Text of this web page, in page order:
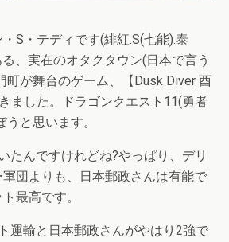
S・テディです(緋紅.S(七能).泰
、実在のオタクタウン(日本で言う
町が舞台のゲーム、【Dusk Diver 酉
ました。ドラゴンクエスト11(勇者
と思います。
たんですけれどね?やっぱり、デリ
団よりも、日本郵政さんは有能で
最高です。
運輸と日本郵政さんがやはり2強で